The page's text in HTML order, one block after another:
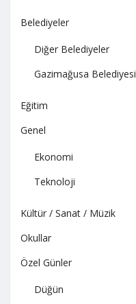
Belediyeler
Diğer Belediyeler
Gazimağusa Belediyesi
Eğitim
Genel
Ekonomi
Teknoloji
Kültür / Sanat / Müzik
Okullar
Özel Günler
Düğün